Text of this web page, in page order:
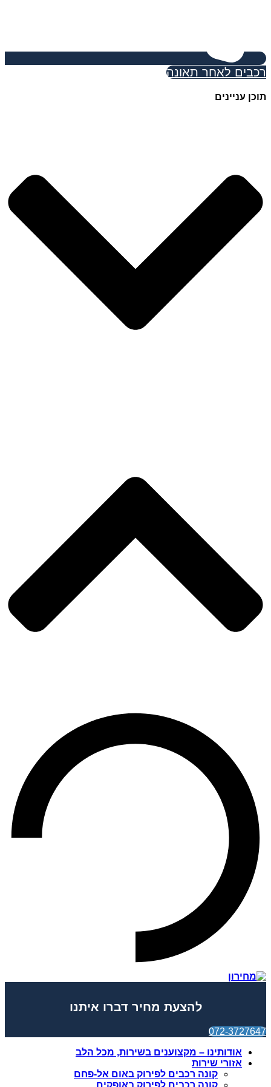
רכבים לאחר תאונה
תוכן עניינים
להצעת מחיר דברו איתנו
072-3727647
אודותינו – מקצוענים בשירות, מכל הלב
אזורי שירות
קונה רכבים לפירוק באום אל-פחם
קונה רכבים לפירוק באופקים